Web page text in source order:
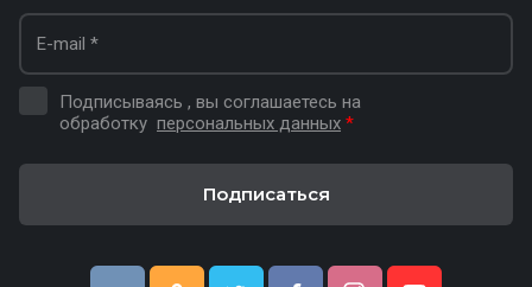
Подписываясь , вы соглашаетесь на
обработку персональных данных *
Подписаться